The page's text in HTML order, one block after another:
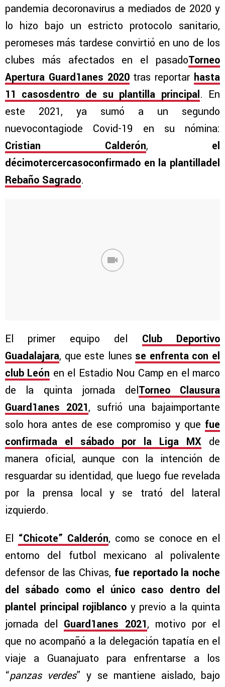
pandemia decoronavirus a mediados de 2020 y
lo hizo bajo un estricto protocolo sanitario,
peromeses más tardese convirtió en uno de los
clubes más afectados en el pasadoTorneo
Apertura Guard1anes 2020tras reportar hasta
11 casosdentro de su plantilla principal. En
este 2021, ya sumó a un segundo
nuevocontagiode Covid-19 en su nómina:
Cristian Calderón, el
décimotercercasoconfirmado en la plantilladel
Rebaño Sagrado.
El primer equipo del Club Deportivo
Guadalajara, que este lunes se enfrenta con el
club León en el Estadio Nou Camp en el marco
de la quinta jornada delTorneo Clausura
Guard1anes 2021, sufrió una bajaimportante
solo hora antes de ese compromiso y que fue
confirmada el sábado por la Liga MX de
manera oficial, aunque con la intención de
resguardar su identidad, que luego fue revelada
por la prensa local y se trató del lateral
izquierdo.
El “Chicote” Calderón, como se conoce en el
entorno del futbol mexicano al polivalente
defensor de las Chivas, fue reportado la noche
del sábado como el único caso dentro del
plantel principal rojiblanco y previo a la quinta
jornada del Guard1anes 2021, motivo por el
que no acompañó a la delegación tapatía en el
viaje a Guanajuato para enfrentarse a los
“panzas verdes” y se mantiene aislado, bajo